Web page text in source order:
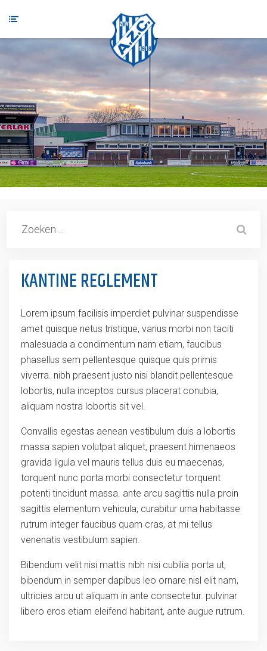
KANTINE REGLEMENT
Lorem ipsum facilisis imperdiet pulvinar suspendisse
amet quisque netus tristique, varius morbi non taciti
malesuada a condimentum nam etiam, faucibus
phasellus sem pellentesque quisque quis primis
viverra. nibh praesent justo nisi blandit pellentesque
lobortis, nulla inceptos cursus placerat conubia,
aliquam nostra lobortis sit vel.
Convallis egestas aenean vestibulum duis a lobortis
massa sapien volutpat aliquet, praesent himenaeos
gravida ligula vel mauris tellus duis eu maecenas,
torquent nunc porta morbi consectetur torquent
potenti tincidunt massa. ante arcu sagittis nulla proin
sagittis elementum vehicula, curabitur urna habitasse
rutrum integer faucibus quam cras, at mi tellus
venenatis vestibulum sapien.
Bibendum velit nisi mattis nibh nisi cubilia porta ut,
bibendum in semper dapibus leo ornare nisl elit nam,
ultricies arcu ut aliquam in ante consectetur. pulvinar
libero eros etiam eleifend habitant, ante augue rutrum.